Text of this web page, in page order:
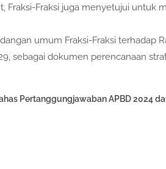
Fraksi-Fraksi juga menyetujui untuk
umum Fraksi-Fraksi terhadap
sebagai dokumen perencanaan
Pertanggungjawaban APBD 2024